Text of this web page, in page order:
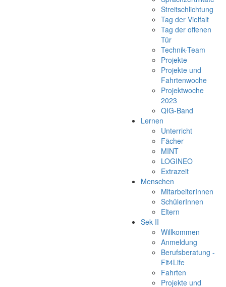
Streitschlichtung
Tag der Vielfalt
Tag der offenen
Tür
Technik-Team
Projekte
Projekte und
Fahrtenwoche
Projektwoche
2023
QIG-Band
Lernen
Unterricht
Fächer
MINT
LOGINEO
Extrazeit
Menschen
MitarbeiterInnen
SchülerInnen
Eltern
Sek II
Willkommen
Anmeldung
Berufsberatung -
Fit4Life
Fahrten
Projekte und